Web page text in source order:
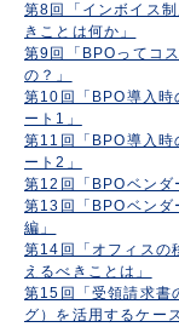
第8回「インボイス
きことは何か」
第9回「BPOってコ
の？」
第10回「BPO導入
ート1」
第11回「BPO導入
ート2」
第12回「BPOベン
第13回「BPOベン
編」
第14回「オフィスの
えるべきことは」
第15回「受領請求書
グ）を活用するケー